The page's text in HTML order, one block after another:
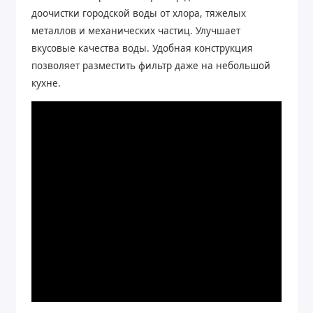
доочистки городской воды от хлора, тяжелых
металлов и механических частиц. Улучшает
вкусовые качества воды. Удобная конструкция
позволяет разместить фильтр даже на небольшой
кухне.